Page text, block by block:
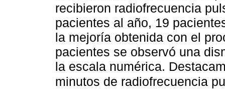
recibieron radiofrecuencia
pacientes al año, 19
la mejoría obtenida con el
pacientes se observó una
la escala numérica.
minutos de radiofrecuencia